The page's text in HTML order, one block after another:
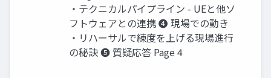
・テクニカルパイプライン - UEと他ソ
フトウェアとの連携 ❹ 現場での動き
・リハーサルで練度を上げる現場進行
の秘訣 ❺ 質疑応答 Page 4